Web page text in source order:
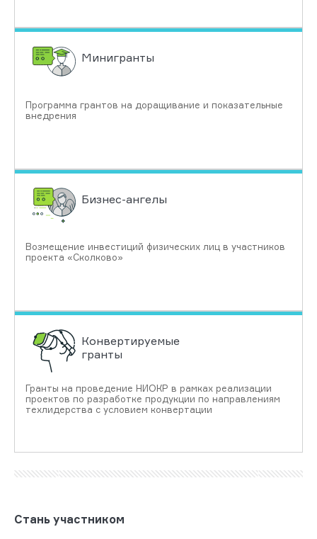
Минигранты
Программа грантов на доращивание и показательные
внедрения
Бизнес-ангелы
Возмещение инвестиций физических лиц в участников
проекта «Сколково»
Конвертируемые
гранты
Гранты на проведение НИОКР в рамках реализации
проектов по разработке продукции по направлениям
техлидерства с условием конвертации
Стань участником